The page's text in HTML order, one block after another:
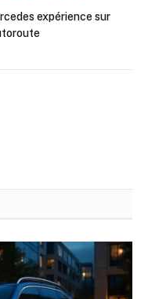
expérience sur